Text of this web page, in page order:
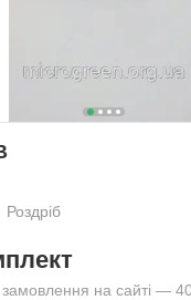
Роздріб
на сайті —